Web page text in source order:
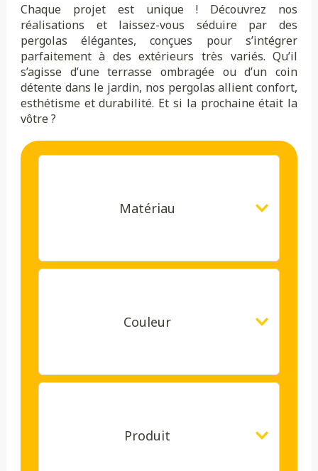
Chaque projet est unique ! Découvrez nos
réalisations et laissez-vous séduire par des
pergolas élégantes, conçues pour s’intégrer
parfaitement à des extérieurs très variés. Qu’il
s’agisse d’une terrasse ombragée ou d’un coin
détente dans le jardin, nos pergolas allient confort,
esthétisme et durabilité. Et si la prochaine était la
vôtre ?
Matériau
Couleur
Produit